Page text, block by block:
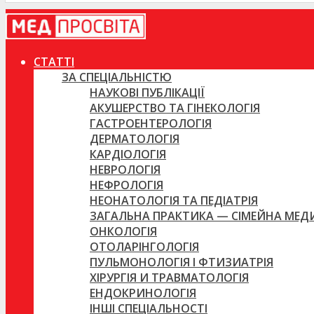
СТАТТІ
ЗА СПЕЦІАЛЬНІСТЮ
НАУКОВІ ПУБЛІКАЦІЇ
АКУШЕРСТВО ТА ГІНЕКОЛОГІЯ
ГАСТРОЕНТЕРОЛОГІЯ
ДЕРМАТОЛОГІЯ
КАРДІОЛОГІЯ
НЕВРОЛОГІЯ
НЕФРОЛОГІЯ
НЕОНАТОЛОГІЯ ТА ПЕДІАТРІЯ
ЗАГАЛЬНА ПРАКТИКА — СІМЕЙНА
ОНКОЛОГІЯ
ОТОЛАРІНГОЛОГІЯ
ПУЛЬМОНОЛОГІЯ І ФТИЗИАТРІЯ
ХІРУРГІЯ И ТРАВМАТОЛОГІЯ
ЕНДОКРИНОЛОГІЯ
ІНШІ СПЕЦІАЛЬНОСТІ